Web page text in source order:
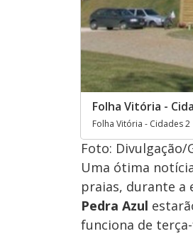
Folha Vitória -
Folha Vitória - Cidades 2
Foto: Divulgação/
Uma ótima
praias, durante a
Pedra Azul
funciona de